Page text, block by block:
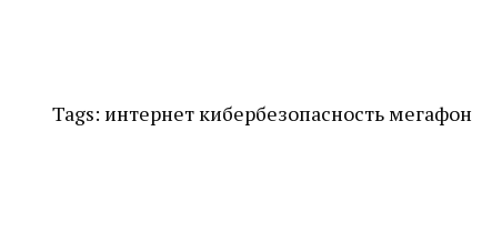
Tags: интернеткибербезопасностьмегафон